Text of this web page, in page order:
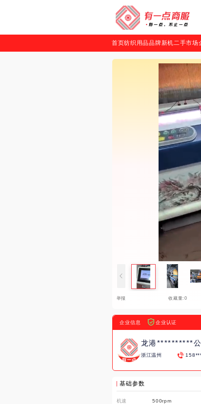
首页纺织用品品牌新机二手市场
举报 收藏量:0
企业信息 企业认证
龙港**********公
浙江温州
基础参数
机速 500rpm